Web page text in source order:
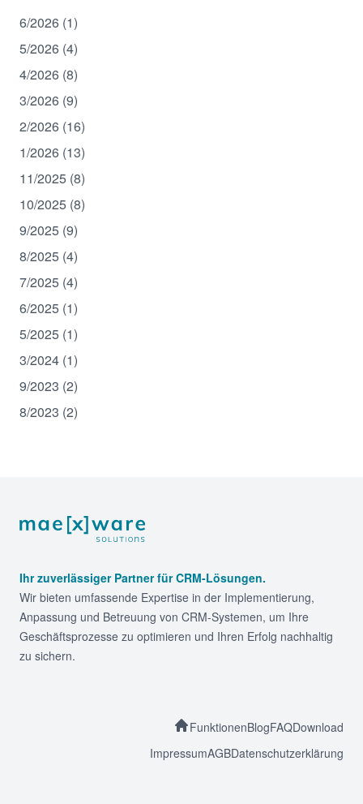
6/2026 (1)
5/2026 (4)
4/2026 (8)
3/2026 (9)
2/2026 (16)
1/2026 (13)
11/2025 (8)
10/2025 (8)
9/2025 (9)
8/2025 (4)
7/2025 (4)
6/2025 (1)
5/2025 (1)
3/2024 (1)
9/2023 (2)
8/2023 (2)
Footer
Ihr zuverlässiger Partner für CRM-Lösungen.
Wir bieten umfassende Expertise in der Implementierung,
Anpassung und Betreuung von CRM-Systemen, um Ihre
Geschäftsprozesse zu optimieren und Ihren Erfolg nachhaltig
zu sichern.
FunktionenBlogFAQDownload
ImpressumAGBDatenschutzerklärung